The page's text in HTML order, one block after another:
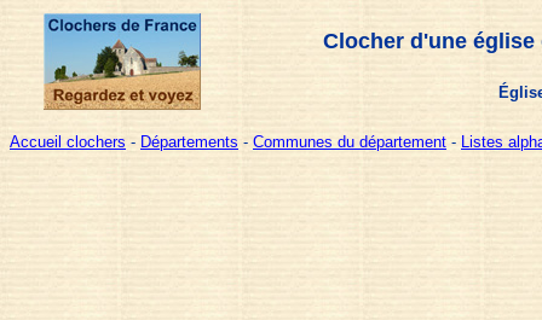
Clocher d'une
Accueil clochers - Départements - Communes du département - Listes